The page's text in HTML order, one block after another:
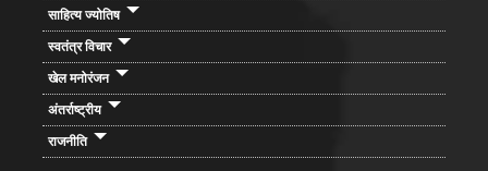
साहित्य ज्योतिष
स्वतंत्र विचार
खेल मनोरंजन
अंतर्राष्ट्रीय
राजनीति